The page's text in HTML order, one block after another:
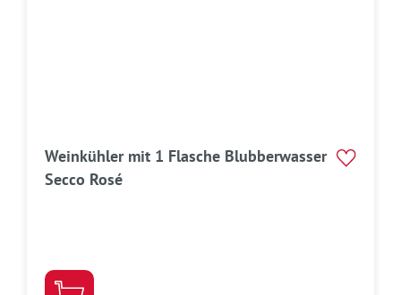
Weinkühler mit 1 Flasche Blubberwasser
Secco Rosé